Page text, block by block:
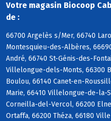
Votre magasin Biocoop
de :
66700 Argelès s/Mer, 66740
Montesquieu-des-Albères,
André, 66740 St-Génis-des-
Villelongue-dels-Monts, 66300
Boulou, 66140 Canet-en-
Marie, 66410 Villelongue-de-la-
Corneilla-del-Vercol, 66200
Ortaffa, 66200 Théza, 66180